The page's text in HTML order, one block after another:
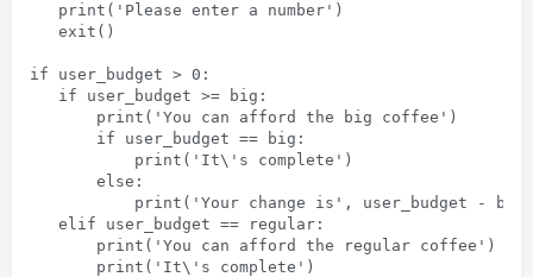
   print('Please enter a number')
   exit()
if user_budget > 0:
   if user_budget >= big:
       print('You can afford the big coffee')
       if user_budget == big:
           print('It\'s complete')
       else:
           print('Your change is', user_budget - big)
   elif user_budget == regular:
       print('You can afford the regular coffee')
       print('It\'s complete')